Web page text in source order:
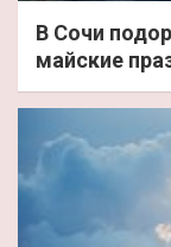
В Сочи
майские